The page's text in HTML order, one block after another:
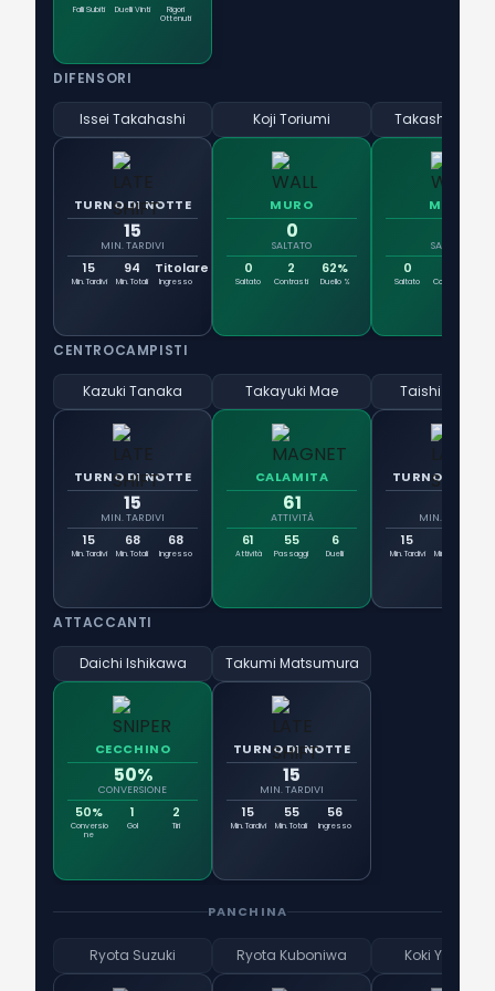
Falli Subiti Duelli Vinti
Rigori
Ottenuti
DIFENSORI
Issei Takahashi
TURNO DI NOTTE
15
MIN. TARDIVI
15
Min. Tardivi
94
Min. Totali
Titolare
Ingresso
Koji Toriumi
MURO
0
SALTATO
0
Saltato
2
Contrasti
62%
Duello %
Takashi
MURO
SALTATO
0
Saltato Contrasti
CENTROCAMPISTI
Kazuki Tanaka
TURNO DI NOTTE
15
MIN. TARDIVI
15
Min. Tardivi
68
Min. Totali
68
Ingresso
Takayuki Mae
CALAMITA
61
ATTIVITÀ
61
Attività
55
Passaggi
6
Duelli
Taishi
TURNO DI
MIN. TARDIVI
15
Min. Tardivi Min. Totali
ATTACCANTI
Daichi Ishikawa
CECCHINO
50%
CONVERSIONE
50%
Conversio
ne
1
Gol
2
Tiri
Takumi Matsumura
TURNO DI NOTTE
15
MIN. TARDIVI
15
Min. Tardivi
55
Min. Totali
56
Ingresso
PANCHINA
Ryota Suzuki Ryota Kuboniwa Koki